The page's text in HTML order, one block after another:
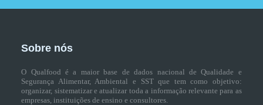
Sobre nós
O Qualfood é a maior base de dados nacional de Qualidade e
Segurança Alimentar, Ambiental e SST que tem como objetivo:
organizar, sistematizar e atualizar toda a informação relevante para as
empresas, instituições de ensino e consultores.